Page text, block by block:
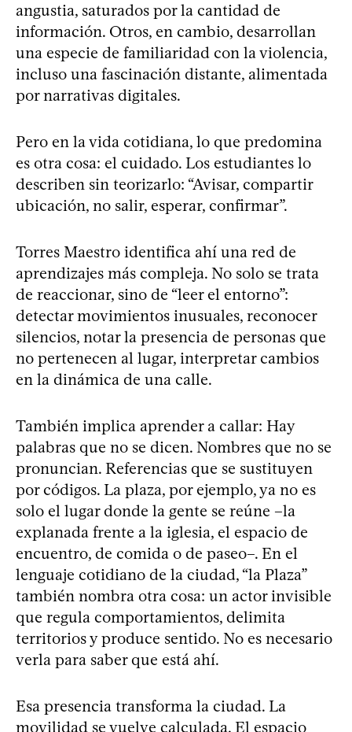
angustia, saturados por la cantidad de
información. Otros, en cambio, desarrollan
una especie de familiaridad con la violencia,
incluso una fascinación distante, alimentada
por narrativas digitales.
Pero en la vida cotidiana, lo que predomina
es otra cosa: el cuidado. Los estudiantes lo
describen sin teorizarlo: “Avisar, compartir
ubicación, no salir, esperar, confirmar”.
Torres Maestro identifica ahí una red de
aprendizajes más compleja. No solo se trata
de reaccionar, sino de “leer el entorno”:
detectar movimientos inusuales, reconocer
silencios, notar la presencia de personas que
no pertenecen al lugar, interpretar cambios
en la dinámica de una calle.
También implica aprender a callar: Hay
palabras que no se dicen. Nombres que no se
pronuncian. Referencias que se sustituyen
por códigos. La plaza, por ejemplo, ya no es
solo el lugar donde la gente se reúne –la
explanada frente a la iglesia, el espacio de
encuentro, de comida o de paseo–. En el
lenguaje cotidiano de la ciudad, “la Plaza”
también nombra otra cosa: un actor invisible
que regula comportamientos, delimita
territorios y produce sentido. No es necesario
verla para saber que está ahí.
Esa presencia transforma la ciudad. La
movilidad se vuelve calculada. El espacio